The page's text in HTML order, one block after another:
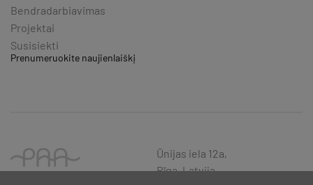
Bendradarbiavimas
Projektai
Susisiekti
Prenumeruokite naujienlaiškį
Ūnijas iela 12a,
Rīga, Latvija